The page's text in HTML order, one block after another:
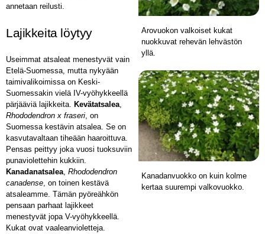
annetaan reilusti.
Lajikkeita löytyy
Useimmat atsaleat menestyvät vain
Etelä-Suomessa, mutta nykyään
taimivalikoimissa on Keski-
Suomessakin vielä IV-vyöhykkeellä
pärjääviä lajikkeita. Kevätatsalea,
Rhododendron x fraseri, on
Suomessa kestävin atsalea. Se on
kasvutavaltaan tiheään haaroittuva.
Pensas peittyy joka vuosi tuoksuviin
punaviolettehin kukkiin.
Kanadanatsalea, Rhododendron
canadense, on toinen kestävä
atsaleamme. Tämän pyöreähkön
pensaan parhaat lajikkeet
menestyvät jopa V-vyöhykkeellä.
Kukat ovat vaaleanvioletteja.
Arovuokon valkoiset kukat
nuokkuvat rehevän lehvästön
yllä.
Kanadanvuokko on kuin kolme
kertaa suurempi valkovuokko.